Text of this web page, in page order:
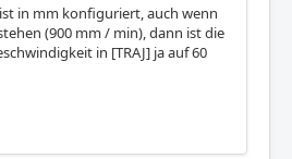
in mm konfiguriert, auch wenn
(900 mm / min), dann ist die
in [TRAJ] ja auf 60